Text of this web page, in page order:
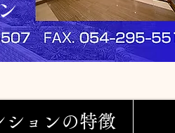
ションの特徴